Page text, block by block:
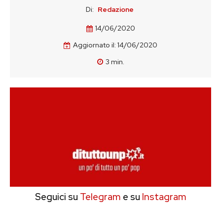
Di: Redazione
14/06/2020
Aggiornato il: 14/06/2020
3 min.
Seguici su Telegram e su Instagram